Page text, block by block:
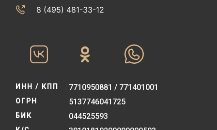
8 (495) 481-33-12‬‬
ИНН / КПП 7710950881 / 771401001
ОГРН 5137746041725
БИК 044525593